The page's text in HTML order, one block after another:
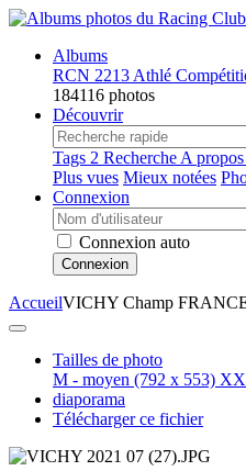
Albums
RCN 2213 Athlé
184116 photos
Découvrir
Tags 2 Recherche A propos
Plus vues Mieux notées
Connexion
Connexion auto
Connexion
AccueilVICHY Champ
Tailles de photo
M - moyen (792 x 553)
diaporama
Télécharger ce fichier